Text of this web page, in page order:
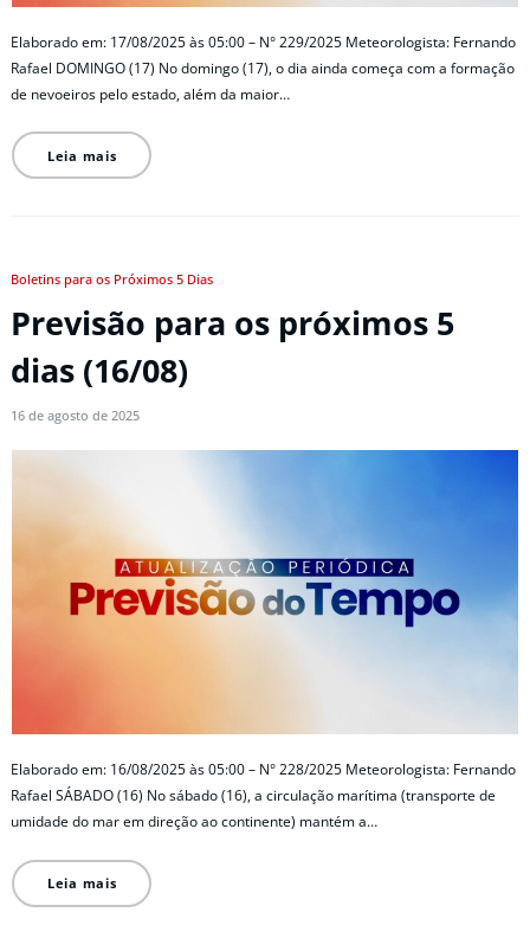
Elaborado em: 17/08/2025 às 05:00 – N° 229/2025 Meteorologista: Fernando
Rafael DOMINGO (17) No domingo (17), o dia ainda começa com a formação
de nevoeiros pelo estado, além da maior…
Leia mais
Boletins para os Próximos 5 Dias
Previsão para os próximos 5
dias (16/08)
16 de agosto de 2025
Elaborado em: 16/08/2025 às 05:00 – N° 228/2025 Meteorologista: Fernando
Rafael SÁBADO (16) No sábado (16), a circulação marítima (transporte de
umidade do mar em direção ao continente) mantém a…
Leia mais